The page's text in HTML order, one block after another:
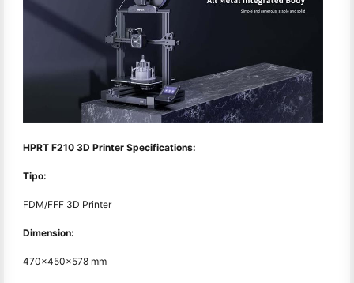
HPRT F210 3D Printer Specifications:
Tipo:
FDM/FFF 3D Printer
Dimension:
470×450×578 mm